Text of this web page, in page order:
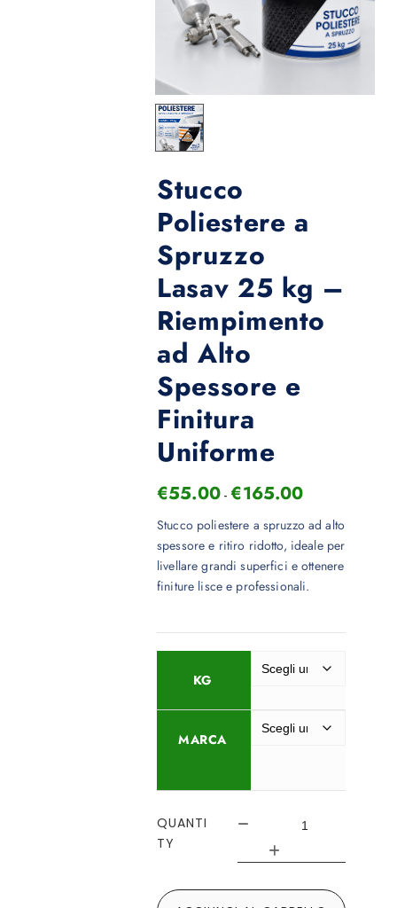
Stucco
Poliestere a
Spruzzo
Lasav 25 kg –
Riempimento
ad Alto
Spessore e
Finitura
Uniforme
€55.00 - €165.00
Stucco poliestere a spruzzo ad alto
spessore e ritiro ridotto, ideale per
livellare grandi superfici e ottenere
finiture lisce e professionali.
KG
MARCA
QUANTI
TY